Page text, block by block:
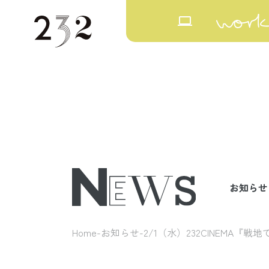
laptop
お知らせ
Home お知らせ 2/1（水）232CINEMA『戦